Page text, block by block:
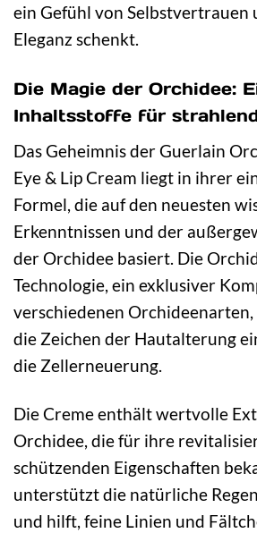
ein Gefühl von Selbstvertrauen
Eleganz schenkt.
Die Magie der Orchidee:
Inhaltsstoffe für
Das Geheimnis der Guerlain
Eye & Lip Cream liegt in ihrer
Formel, die auf den neuesten
Erkenntnissen und der
der Orchidee basiert. Die
Technologie, ein exklusiver
verschiedenen
die Zeichen der Hautalterung
die Zellerneuerung.
Die Creme enthält wertvolle
Orchidee, die für ihre
schützenden Eigenschaften
unterstützt die natürliche
und hilft, feine Linien und